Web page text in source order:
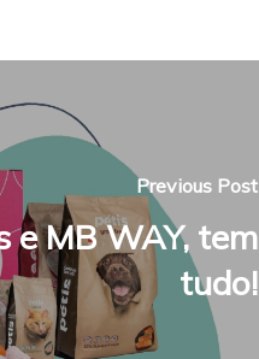
Previous Post
e MB WAY, tem
tudo!